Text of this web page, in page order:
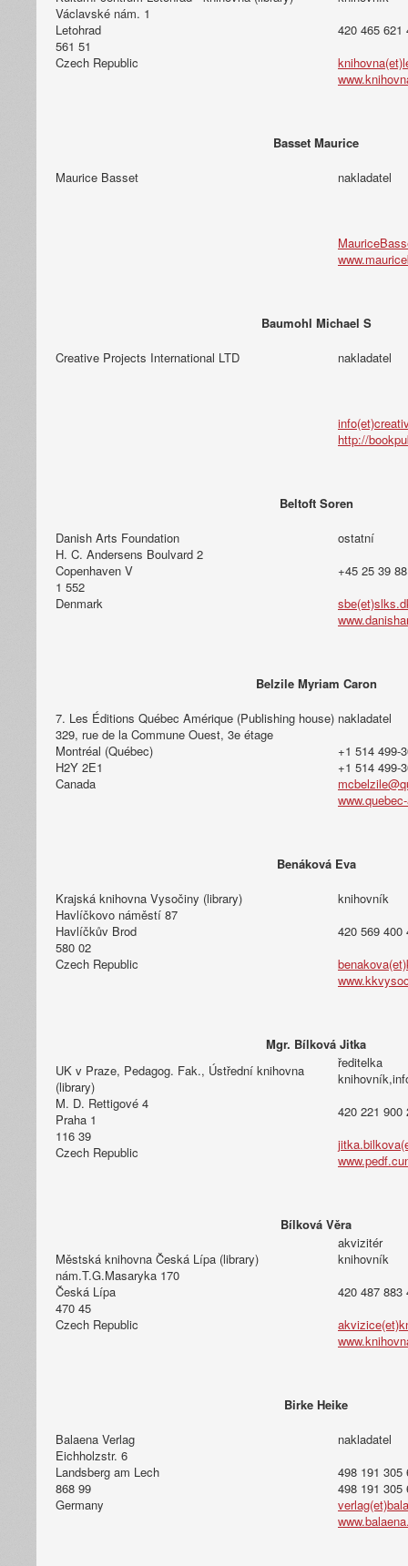
Václavské nám. 1
Letohrad
561 51
Czech Republic
420 465 621
Basset Maurice
Maurice Basset
nakladatel
Baumohl Michael S
Creative Projects International LTD
nakladatel
http://
Beltoft Soren
Danish Arts Foundation
H. C. Andersens Boulvard 2
Copenhaven V
1 552
Denmark
ostatní
+45 25 39
Belzile Myriam Caron
7. Les Éditions Québec Amérique (Publishing house)
329, rue de la Commune Ouest, 3e étage
Montréal (Québec)
H2Y 2E1
Canada
nakladatel
+1 514 499-
+1 514 499-
Benáková Eva
Krajská knihovna Vysočiny (library)
Havlíčkovo náměstí 87
Havlíčkův Brod
580 02
Czech Republic
knihovník
420 569 400
Mgr. Bílková Jitka
UK v Praze, Pedagog. Fak., Ústřední knihovna
(library)
M. D. Rettigové 4
Praha 1
116 39
Czech Republic
ředitelka
420 221 900
Bílková Věra
Městská knihovna Česká Lípa (library)
nám.T.G.Masaryka 170
Česká Lípa
470 45
Czech Republic
akvizitér
knihovník
420 487 883
Birke Heike
Balaena Verlag
Eichholzstr. 6
Landsberg am Lech
868 99
Germany
nakladatel
498 191 305
498 191 305